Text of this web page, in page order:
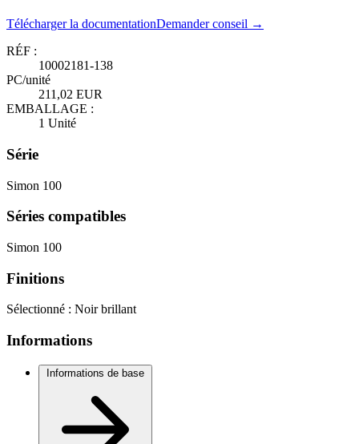
Télécharger la documentationDemander conseil →
RÉF :
10002181-138
PC/unité
211,02 EUR
EMBALLAGE :
1 Unité
Série
Simon 100
Séries compatibles
Simon 100
Finitions
Sélectionné : Noir brillant
Informations